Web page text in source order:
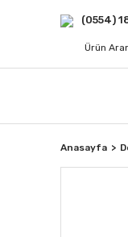
(0554)
Anasayfa